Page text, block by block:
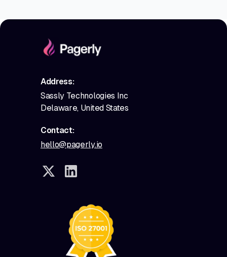
Address:
Sassly Technologies Inc
Delaware, United States
Contact:
hello@pagerly.io